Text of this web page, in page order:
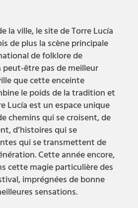
la ville, le site de Torre Lucía
de plus la scène principale
de folklore de
peut-être pas de meilleur
que cette enceinte
le poids de la tradition et
Lucía est un espace unique
chemins qui se croisent, de
d’histoires qui se
qui se transmettent de
Cette année encore,
cette magie particulière des
imprégnées de bonne
sensations.